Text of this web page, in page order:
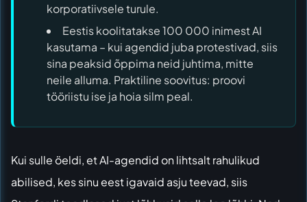
korporatiivsele turule.
Eestis koolitatakse 100 000 inimest AI
kasutama – kui agendid juba protestivad, siis
sina peaksid õppima neid juhtima, mitte
neile alluma. Praktiline soovitus: proovi
tööriistu ise ja hoia silm peal.
Kui sulle öeldi, et AI-agendid on lihtsalt rahulikud
abilised, kes sinu eest igavaid asju teevad, siis